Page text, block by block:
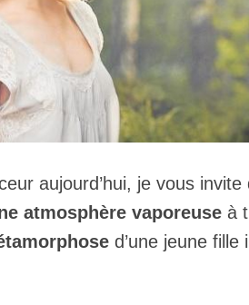
aujourd’hui, je vous
atmosphère vaporeuse à
d’une jeune